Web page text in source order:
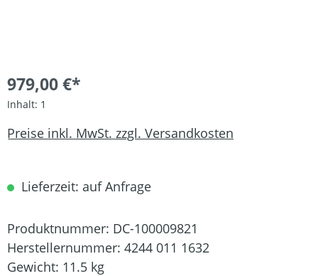
979,00 €*
Inhalt: 1
Preise inkl. MwSt. zzgl. Versandkosten
Lieferzeit: auf Anfrage
Produktnummer: DC-100009821
Herstellernummer: 4244 011 1632
Gewicht: 11.5 kg